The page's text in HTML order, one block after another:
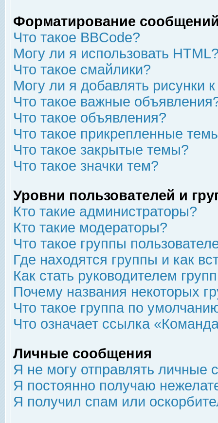
Форматирование
Что такое BBCode?
Могу ли я использовать
Что такое смайлики?
Могу ли я добавлять рисунки
Что такое важные
Что такое объявления?
Что такое прикрепленные
Что такое закрытые темы?
Что такое значки тем?
Уровни пользователей и
Кто такие администраторы?
Кто такие модераторы?
Что такое группы
Где находятся группы и как
Как стать руководителем
Почему названия некоторых
Что такое группа по
Что означает ссылка
Личные сообщения
Я не могу отправлять личные
Я постоянно получаю
Я получил спам или